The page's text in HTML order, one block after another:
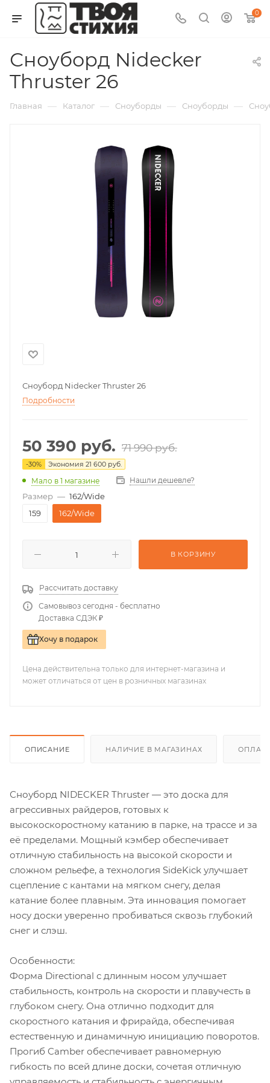
0
Сноуборд Nidecker
Thruster 26
Главная — Каталог — Сноуборды — Сноуборды —
Сноуборд Nidecker Thruster 26
Подробности
50 390 руб. 71 990руб.
-30% Экономия 21 600 руб.
Мало в 1 магазине Нашли дешевле?
Размер — 162/Wide
159
162/Wide
В КОРЗИНУ
Рассчитать доставку
Самовывоз сегодня - бесплатно
Доставка СДЭК ₽
Хочу в подарок
Цена действительна только для интернет-магазина и
может отличаться от цен в розничных магазинах
ОПИСАНИЕ НАЛИЧИЕ В МАГАЗИНАХ
Сноуборд NIDECKER Thruster — это доска для
агрессивных райдеров, готовых к
высокоскоростному катанию в парке, на трассе и за
её пределами. Мощный кэмбер обеспечивает
отличную стабильность на высокой скорости и
сложном рельефе, а технология SideKick улучшает
сцепление с кантами на мягком снегу, делая
катание более плавным. Эта инновация помогает
носу доски уверенно пробиваться сквозь глубокий
снег и слэш.
Особенности:
Форма Directional с длинным носом улучшает
стабильность, контроль на скорости и плавучесть в
глубоком снегу. Она отлично подходит для
скоростного катания и фрирайда, обеспечивая
естественную и динамичную инициацию поворотов.
Прогиб Camber обеспечивает равномерную
гибкость по всей длине доски, сочетая отличную